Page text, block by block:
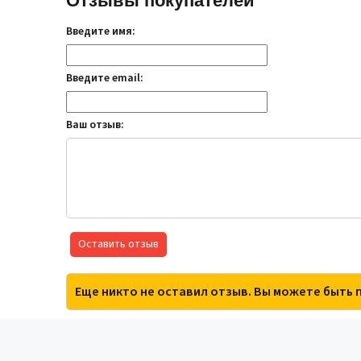
Введите имя:
Введите email:
Ваш отзыв:
Оставить отзыв
Еще никто не оставил отзыв. Вы можете быть